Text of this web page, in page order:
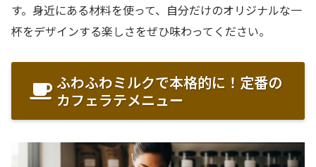
す。身近にある材料を使って、自分だけのオリジナルな一
杯をデザインする楽しさをぜひ味わってください。
ふわふわミルクで本格的に！定番の
カフェラテメニュー